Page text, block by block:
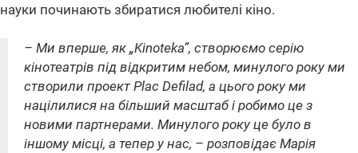
науки починають збиратися любителі кіно.
– Ми вперше, як „Kinoteka”, створюємо серію
кінотеатрів під відкритим небом, минулого року ми
створили проект Plac Defilad, а цього року ми
націлилися на більший масштаб і робимо це з
новими партнерами. Минулого року це було в
іншому місці, а тепер у нас, – розповідає Марія